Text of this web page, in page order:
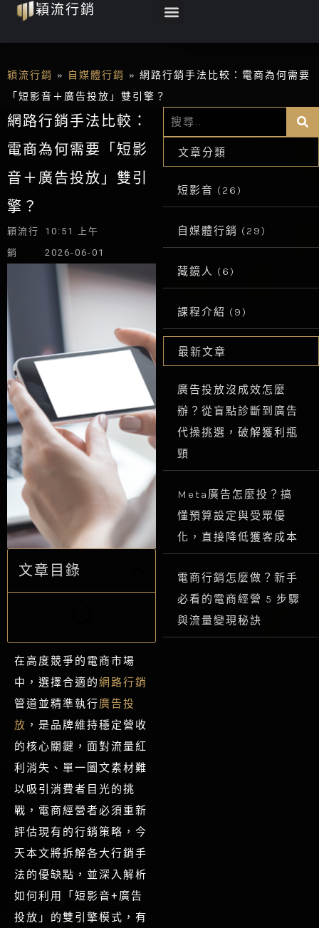
要
容
穎流行銷 Menu
穎流行銷 » 自媒體行銷 » 網路行銷手法比較：電商為何需要
「短影音＋廣告投放」雙引擎？
網路行銷手法比較：
電商為何需要「短影
音＋廣告投放」雙引
擎？
穎流行
銷
10:51 上午
2026-06-01
文章目錄
在高度競爭的電商市場
中，選擇合適的網路行銷
管道並精準執行廣告投
放 ，是品牌維持穩定營收
的核心關鍵，面對流量紅
利消失、單一圖文素材難
以吸引消費者目光的挑
戰，電商經營者必須重新
評估現有的行銷策略，今
天本文將拆解各大行銷手
法的優缺點，並深入解析
如何利用「短影音+廣告
投放」的雙引擎模式，有
文章分類
短影音 (26)
自媒體行銷 (29)
藏鏡人 (6)
課程介紹 (9)
最新文章
廣告投放沒成效怎麼
辦？從盲點診斷到廣告
代操挑選，破解獲利瓶
頸
Meta廣告怎麼投？搞
懂預算設定與受眾優
化，直接降低獲客成本
電商行銷怎麼做？新手
必看的電商經營 5 步驟
與流量變現秘訣